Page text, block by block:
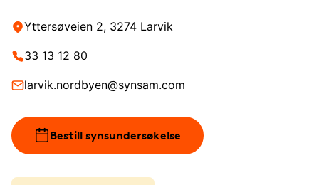
Yttersøveien 2, 3274 Larvik
33 13 12 80
larvik.nordbyen@synsam.com
Bestill synsundersøkelse